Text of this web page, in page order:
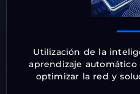
Utilización de la
aprendizaje
optimizar la red y